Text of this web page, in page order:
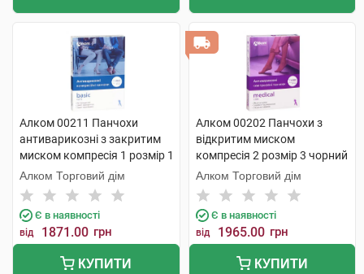
Алком 00211 Панчохи
антиварикозні з закритим
миском компресія 1 розмір 1
чорні 1 пара
Алком Торговий дім
Є в наявності
від 1871.00 грн
КУПИТИ
Алком 00202 Панчохи з
відкритим миском
компресія 2 розмір 3 чорний
1 пара
Алком Торговий дім
Є в наявності
від 1965.00 грн
КУПИТИ